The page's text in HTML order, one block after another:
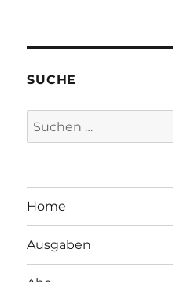
SUCHE
Suchen
nach:
Home
Ausgaben